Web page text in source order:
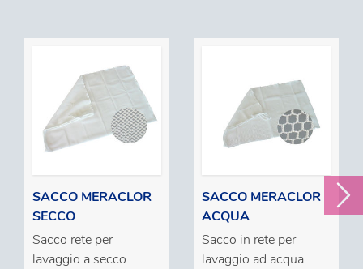
SACCO MERACLOR
SECCO
Sacco rete per
lavaggio a secco
SACCO MERACLOR
ACQUA
Sacco in rete per
lavaggio ad acqua